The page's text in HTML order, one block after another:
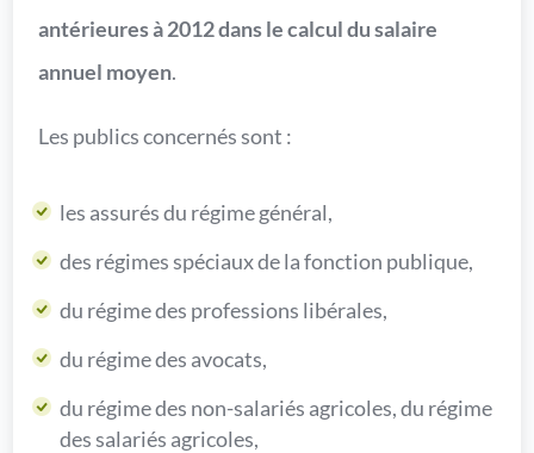
antérieures à 2012 dans le calcul du salaire
annuel moyen.
Les publics concernés sont :
les assurés du régime général,
des régimes spéciaux de la fonction publique,
du régime des professions libérales,
du régime des avocats,
du régime des non-salariés agricoles, du régime
des salariés agricoles,